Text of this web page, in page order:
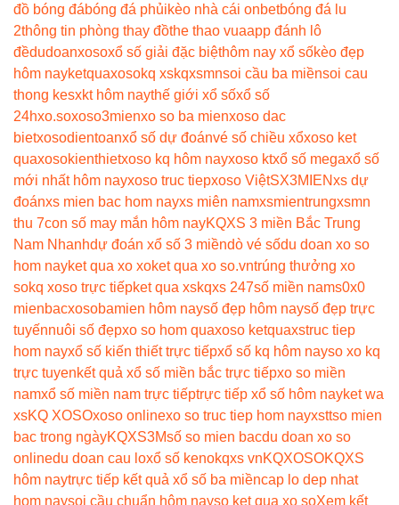
đồ bóng đábóng đá phủikèo nhà cái onbetbóng đá lu
2thông tin phòng thay đồthe thao vuaapp đánh lô
đềdudoanxosoxổ số giải đặc biệthôm nay xổ sốkèo đẹp
hôm nayketquaxosokq xskqxsmnsoi cầu ba miềnsoi cau
thong kesxkt hôm naythế giới xổ sốxổ số
24hxo.soxoso3mienxo so ba mienxoso dac
bietxosodientoanxổ số dự đoánvé số chiều xổxoso ket
quaxosokienthietxoso kq hôm nayxoso ktxổ số megaxổ số
mới nhất hôm nayxoso truc tiepxoso ViệtSX3MIENxs dự
đoánxs mien bac hom nayxs miên namxsmientrungxsmn
thu 7con số may mắn hôm nayKQXS 3 miền Bắc Trung
Nam Nhanhdự đoán xổ số 3 miềndò vé sốdu doan xo so
hom nayket qua xo xoket qua xo so.vntrúng thưởng xo
sokq xoso trực tiếpket qua xskqxs 247số miền nams0x0
mienbacxosobamien hôm naysố đẹp hôm naysố đẹp trực
tuyếnnuôi số đẹpxo so hom quaxoso ketquaxstruc tiep
hom nayxổ số kiến thiết trực tiếpxổ số kq hôm nayso xo kq
trực tuyenkết quả xổ số miền bắc trực tiếpxo so miền
namxổ số miền nam trực tiếptrực tiếp xổ số hôm nayket wa
xsKQ XOSOxoso onlinexo so truc tiep hom nayxsttso mien
bac trong ngàyKQXS3Msố so mien bacdu doan xo so
onlinedu doan cau loxổ số kenokqxs vnKQXOSOKQXS
hôm naytrực tiếp kết quả xổ số ba miềncap lo dep nhat
hom naysoi cầu chuẩn hôm nayso ket qua xo soXem kết